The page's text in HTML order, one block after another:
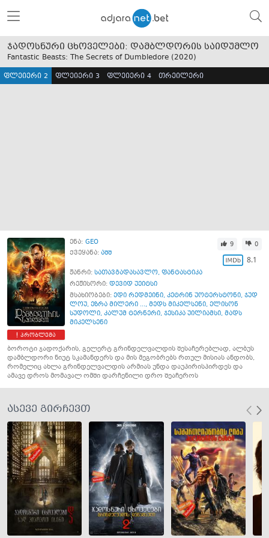
ჯადოსნური ცხოველები: დამბლდორის საიდუმლო
Fantastic Beasts: The Secrets of Dumbledore (2020)
ფლეიერი 2 ფლეიერი 3 ფლეიერი 4 თრეილერი
პრობლემა
ენა: GEO
ქვეყანა: აშშ
9 0
8.1
ჟანრი: სათავგადასავლო, ფანტასტიკა
რეჟისორი: დევიდ უეიტსი
მსახიობები: ედი რედმეინი, კეტრინ უოტერსტონი, ჯუდ
ლოუ, ეზრა მილერი ..., მედს მიკელსენი, ელისონ
სუდოლი, კალუმ ტერნერი, ჯესიკა უილიამსი, მადს
მიკელსენი
ბოროტი ჯადოქარის, გელერტ გრინდელვალდის შესაჩერებლად, ალბუს
დამბლდორი ნიუტ სკამანდერს და მის მეგობრებს რთულ მისიას ანდობს,
რომელიც ახლა გრინდელვალდის არმიას უნდა დაუპირისპირდეს და
ამავე დროს მომავალ ომში დარჩენილი დრო შეაჩეროს
ასევე გირჩევთ